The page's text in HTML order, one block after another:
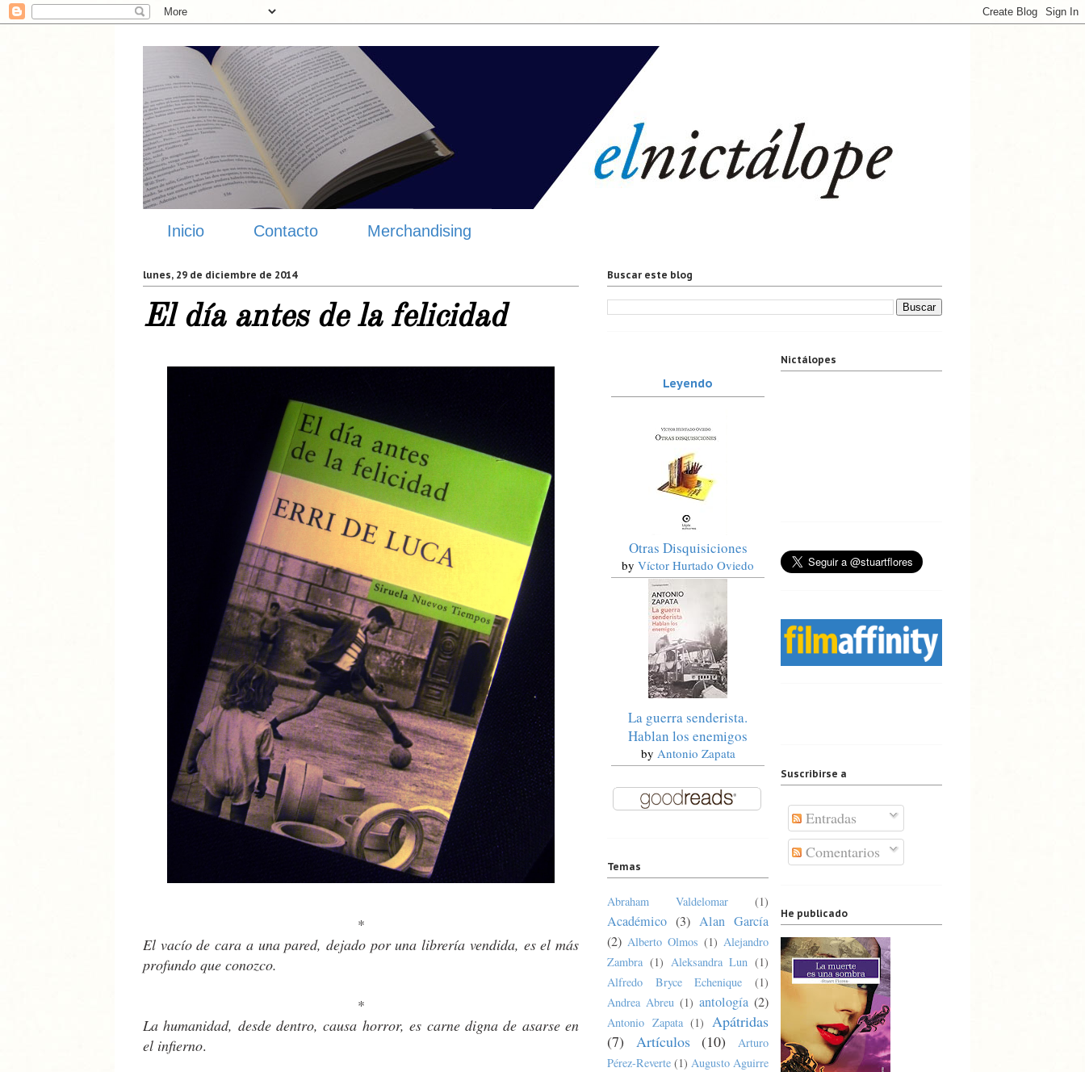
Inicio Contacto Merchandising
lunes, 29 de diciembre de 2014
El día antes de la felicidad
*
El vacío de cara a una pared, dejado por una librería vendida, es el más
profundo que conozco.
*
La humanidad, desde dentro, causa horror, es carne digna de asarse en
el infierno.
Buscar este blog
Leyendo
Otras Disquisiciones
by Víctor Hurtado Oviedo
La guerra senderista.
Hablan los enemigos
by Antonio Zapata
Temas
Abraham Valdelomar (1)
Académico (3) Alan García
(2) Alberto Olmos (1) Alejandro
Zambra (1) Aleksandra Lun (1)
Alfredo Bryce Echenique
(1)
Andrea Abreu (1) antología (2)
Antonio Zapata (1) Apátridas
(7)
Artículos (10)
Arturo
Pérez-Reverte (1) Augusto Aguirre
Nictálopes
Suscribirse a
Entradas
Comentarios
He publicado